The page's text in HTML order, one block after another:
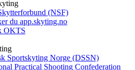
(NSF)
du app.skyting.no
OKTS
Sportskyting Norge (DSSN)
Practical Shooting Confederation